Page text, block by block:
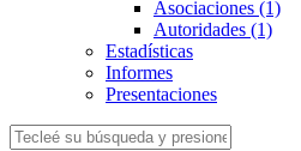
Asociaciones (1)
Autoridades (1)
Estadísticas
Informes
Presentaciones